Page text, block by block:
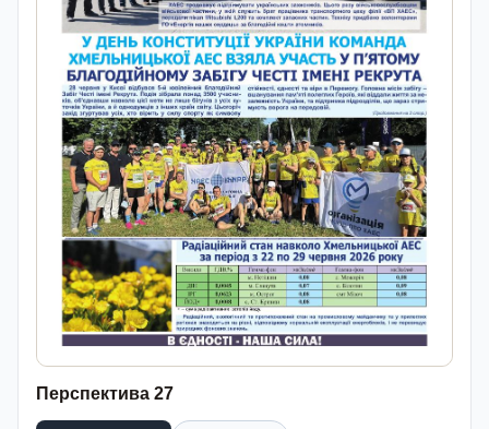
Перспектива 27